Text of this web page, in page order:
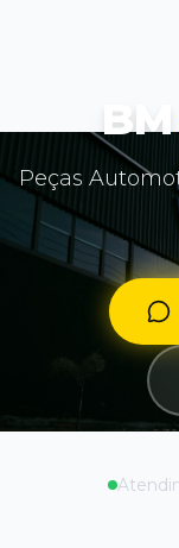
BM
Peças